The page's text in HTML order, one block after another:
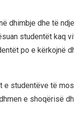
dhimbje dhe të
studentët kaq
po e kërkojnë
studentëve të
e shoqërisë